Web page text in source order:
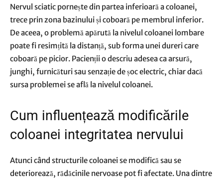
Nervul sciatic pornește din partea inferioară a coloanei,
trece prin zona bazinului și coboară pe membrul inferior.
De aceea, o problemă apărută la nivelul coloanei lombare
poate fi resimțită la distanță, sub forma unei dureri care
coboară pe picior. Pacienții o descriu adesea ca arsură,
junghi, furnicături sau senzație de șoc electric, chiar dacă
sursa problemei se află la nivelul coloanei.
Cum influențează modificările
coloanei integritatea nervului
Atunci când structurile coloanei se modifică sau se
deteriorează, rădăcinile nervoase pot fi afectate. Una dintre